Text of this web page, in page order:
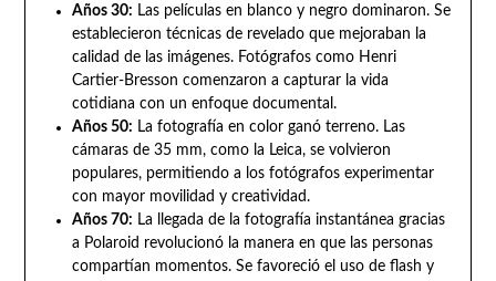
Años 30: Las películas en blanco y negro dominaron. Se
establecieron técnicas de revelado que mejoraban la
calidad de las imágenes. Fotógrafos como Henri
Cartier-Bresson comenzaron a capturar la vida
cotidiana con un enfoque documental.
Años 50: La fotografía en color ganó terreno. Las
cámaras de 35 mm, como la Leica, se volvieron
populares, permitiendo a los fotógrafos experimentar
con mayor movilidad y creatividad.
Años 70: La llegada de la fotografía instantánea gracias
a Polaroid revolucionó la manera en que las personas
compartían momentos. Se favoreció el uso de flash y